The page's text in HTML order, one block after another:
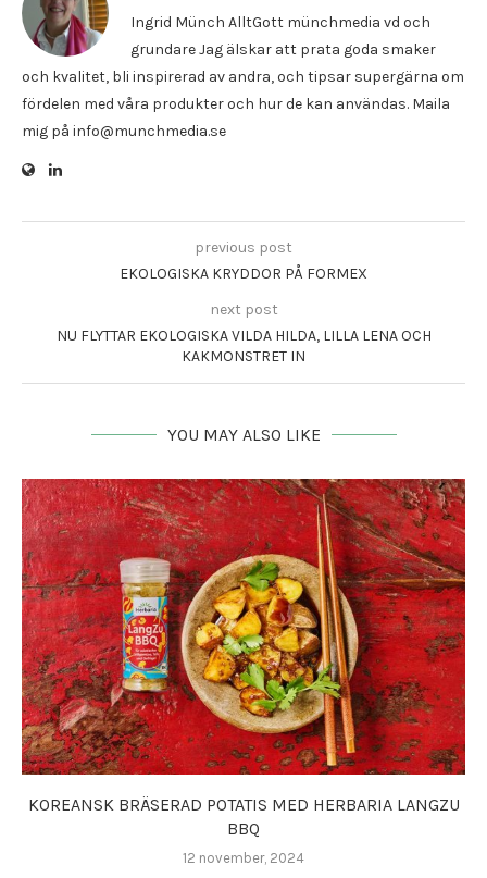
Ingrid Münch AlltGott münchmedia vd och
grundare Jag älskar att prata goda smaker
och kvalitet, bli inspirerad av andra, och tipsar supergärna om
fördelen med våra produkter och hur de kan användas. Maila
mig på info@munchmedia.se
previous post
EKOLOGISKA KRYDDOR PÅ FORMEX
next post
NU FLYTTAR EKOLOGISKA VILDA HILDA, LILLA LENA OCH
KAKMONSTRET IN
YOU MAY ALSO LIKE
KOREANSK BRÄSERAD POTATIS MED HERBARIA LANGZU
BBQ
12 november, 2024